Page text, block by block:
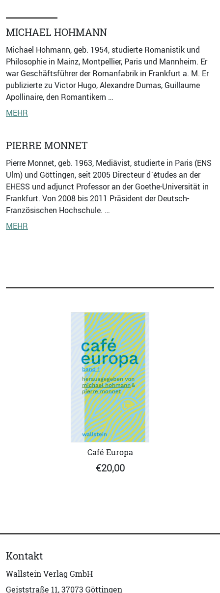
MICHAEL HOHMANN
Michael Hohmann, geb. 1954, studierte Romanistik und
Philosophie in Mainz, Montpellier, Paris und Mannheim. Er
war Geschäftsführer der Romanfabrik in Frankfurt a. M. Er
publizierte zu Victor Hugo, Alexandre Dumas, Guillaume
Apollinaire, den Romantikern …
MEHR
PIERRE MONNET
Pierre Monnet, geb. 1963, Mediävist, studierte in Paris (ENS
Ulm) und Göttingen, seit 2005 Directeur d`études an der
EHESS und adjunct Professor an der Goethe-Universität in
Frankfurt. Von 2008 bis 2011 Präsident der Deutsch-
Französischen Hochschule. …
MEHR
Café Europa
€20,00
Kontakt
Wallstein Verlag GmbH
Geiststraße 11, 37073 Göttingen